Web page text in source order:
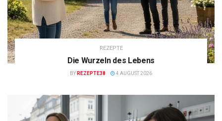
REZEPTE
Die Wurzeln des Lebens
BY REZEPTE38 4 AUGUST 2026